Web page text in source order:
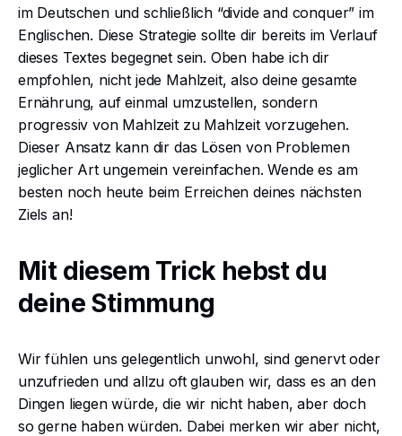
im Deutschen und schließlich “divide and conquer” im
Englischen. Diese Strategie sollte dir bereits im Verlauf
dieses Textes begegnet sein. Oben habe ich dir
empfohlen, nicht jede Mahlzeit, also deine gesamte
Ernährung, auf einmal umzustellen, sondern
progressiv von Mahlzeit zu Mahlzeit vorzugehen.
Dieser Ansatz kann dir das Lösen von Problemen
jeglicher Art ungemein vereinfachen. Wende es am
besten noch heute beim Erreichen deines nächsten
Ziels an!
Mit diesem Trick hebst du
deine Stimmung
Wir fühlen uns gelegentlich unwohl, sind genervt oder
unzufrieden und allzu oft glauben wir, dass es an den
Dingen liegen würde, die wir nicht haben, aber doch
so gerne haben würden. Dabei merken wir aber nicht,